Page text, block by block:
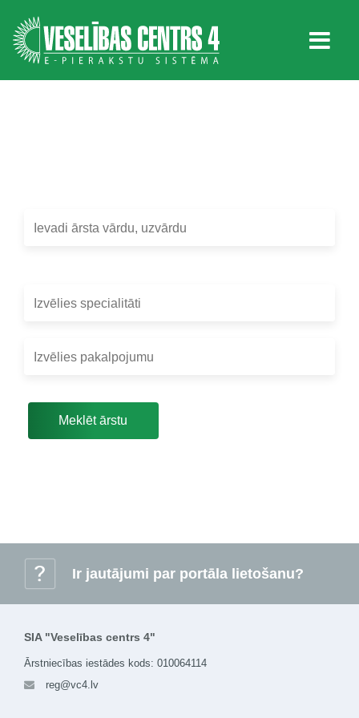
Meklēt ārstu
Ir jautājumi par portāla lietošanu?
SIA "Veselības centrs 4"
Ārstniecības iestādes kods: 010064114
reg@vc4.lv